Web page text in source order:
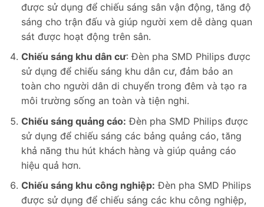
được sử dụng để chiếu sáng sân vận động, tăng độ
sáng cho trận đấu và giúp người xem dễ dàng quan
sát được hoạt động trên sân.
Chiếu sáng khu dân cư: Đèn pha SMD Philips được
sử dụng để chiếu sáng khu dân cư, đảm bảo an
toàn cho người dân di chuyển trong đêm và tạo ra
môi trường sống an toàn và tiện nghi.
Chiếu sáng quảng cáo: Đèn pha SMD Philips được
sử dụng để chiếu sáng các bảng quảng cáo, tăng
khả năng thu hút khách hàng và giúp quảng cáo
hiệu quả hơn.
Chiếu sáng khu công nghiệp: Đèn pha SMD Philips
được sử dụng để chiếu sáng các khu công nghiệp,